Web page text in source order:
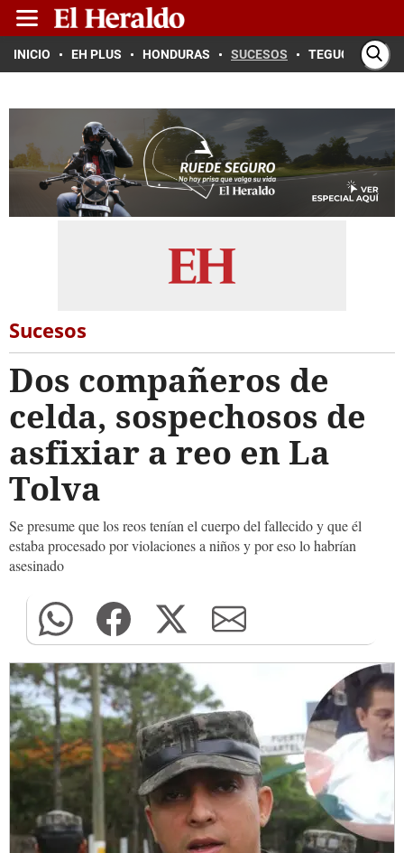
INICIO EH PLUS HONDURAS SUCESOS TEGUCIGALPA
Sucesos
Dos compañeros de
celda, sospechosos de
asfixiar a reo en La
Tolva
Se presume que los reos tenían el cuerpo del fallecido y que él
estaba procesado por violaciones a niños y por eso lo habrían
asesinado